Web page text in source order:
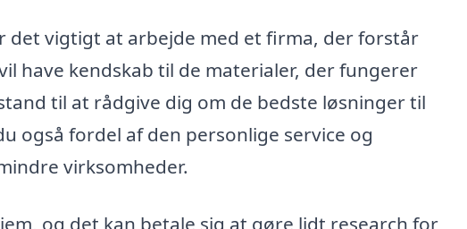
det vigtigt at arbejde med et firma, der forstår
have kendskab til de materialer, der fungerer
til at rådgive dig om de bedste løsninger til
også fordel af den personlige service og
virksomheder.
og det kan betale sig at gøre lidt research for